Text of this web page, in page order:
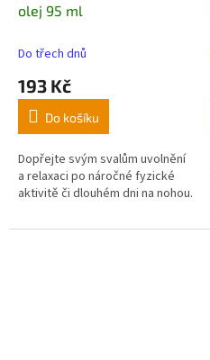
olej 95 ml
Do třech dnů
193 Kč
Do košíku
Dopřejte svým svalům uvolnění
a relaxaci po náročné fyzické
aktivitě či dlouhém dni na nohou.